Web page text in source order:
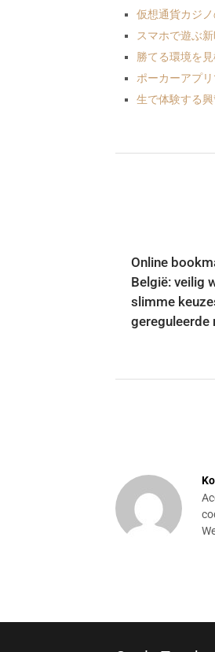
仮想通貨カジ
スマホで遊ぶ
勝てる環境を
ポーカーアプ
生で体験する
Online
België: veilig
slimme
gereguleerde